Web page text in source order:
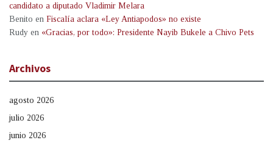
candidato a diputado Vladimir Melara
Benito en Fiscalía aclara «Ley Antiapodos» no existe
Rudy en «Gracias, por todo»: Presidente Nayib Bukele a Chivo Pets
Archivos
agosto 2026
julio 2026
junio 2026